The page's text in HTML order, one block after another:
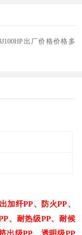
出厂价格价格多
加纤PP、防火PP、
、耐热级PP、耐候